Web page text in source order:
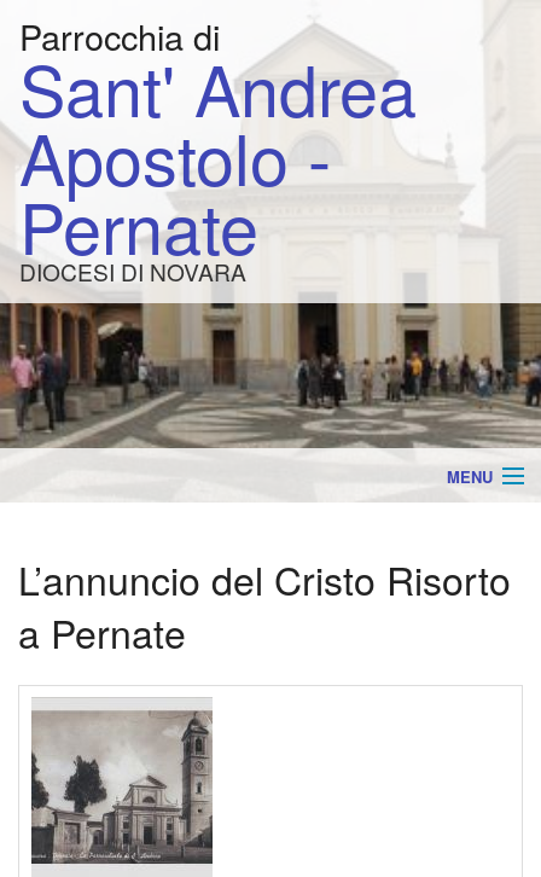
Parrocchia di
Sant' Andrea
Apostolo -
Pernate
DIOCESI DI NOVARA
MENU
Home
Attività
Parrocchia
Calendario Liturgico
Oratorio
Organi Pastorali
L’annuncio del Cristo Risorto
a Pernate